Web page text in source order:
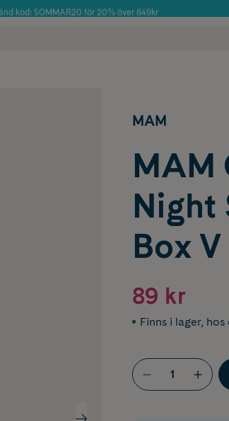
kod: SOMMAR20 för 20% över 649kr
MAM
MAM
Night
Box
89 kr
Finns i lager, hos